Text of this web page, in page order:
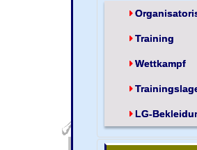
Training
Wettkampf
LG-